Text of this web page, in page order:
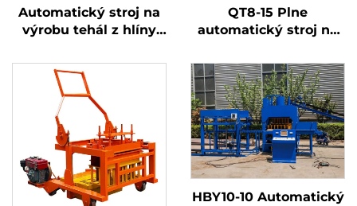
Automatický stroj na
výrobu tehál z hlíny
výrobu
komprimovaných
zemných zámkových
tehál a blokov
QT8-15 Plne
automatický stroj na
tvárnic, stroj na
výrobu betónových
dlažobných kameňov
a dutých tvárnic s
cenou priamo z výroby
HBY10-10 Automatický